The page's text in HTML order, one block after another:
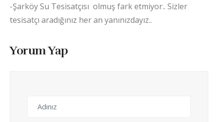
-Şarköy Su Tesisatçısı olmuş fark etmiyor.. Sizler
tesisatçı aradığınız her an yanınızdayız..
Yorum Yap